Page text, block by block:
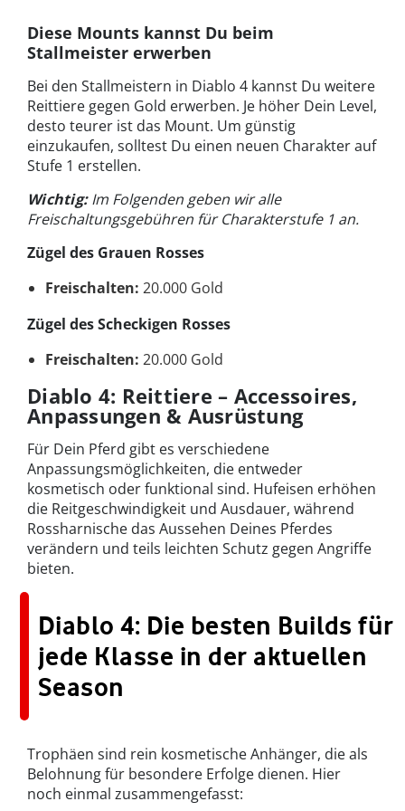
Diese Mounts kannst Du beim
Stallmeister erwerben
Bei den Stallmeistern in Diablo 4 kannst Du weitere
Reittiere gegen Gold erwerben. Je höher Dein Level,
desto teurer ist das Mount. Um günstig
einzukaufen, solltest Du einen neuen Charakter auf
Stufe 1 erstellen.
Wichtig:Im Folgenden geben wir alle
Freischaltungsgebühren für Charakterstufe 1 an.
Zügel des Grauen Rosses
Freischalten: 20.000 Gold
Zügel des Scheckigen Rosses
Freischalten: 20.000 Gold
Diablo 4: Reittiere – Accessoires,
Anpassungen & Ausrüstung
Für Dein Pferd gibt es verschiedene
Anpassungsmöglichkeiten, die entweder
kosmetisch oder funktional sind. Hufeisen erhöhen
die Reitgeschwindigkeit und Ausdauer, während
Rossharnische das Aussehen Deines Pferdes
verändern und teils leichten Schutz gegen Angriffe
bieten.
Diablo 4: Die besten Builds für
jede Klasse in der aktuellen
Season
Trophäen sind rein kosmetische Anhänger, die als
Belohnung für besondere Erfolge dienen. Hier
noch einmal zusammengefasst: